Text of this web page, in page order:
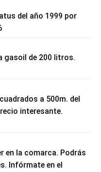
del año 1999 por
gasoil de 200 litros.
a 500m. del
interesante.
en la comarca. Podrás
Infórmate en el